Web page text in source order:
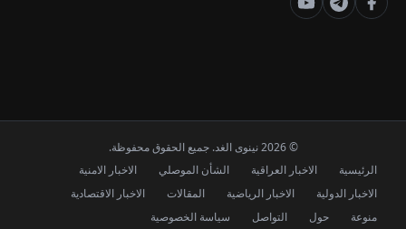
© 2026 نينوى الغد. جميع الحقوق محفوظة.
الرئيسية الاخبار العراقية الشأن الموصلي
الاخبار الامنية
الاخبار الدولية
الاخبار الرياضية المقالات
الاخبار الاقتصادية
منوعة
حول التواصل سياسة الخصوصية